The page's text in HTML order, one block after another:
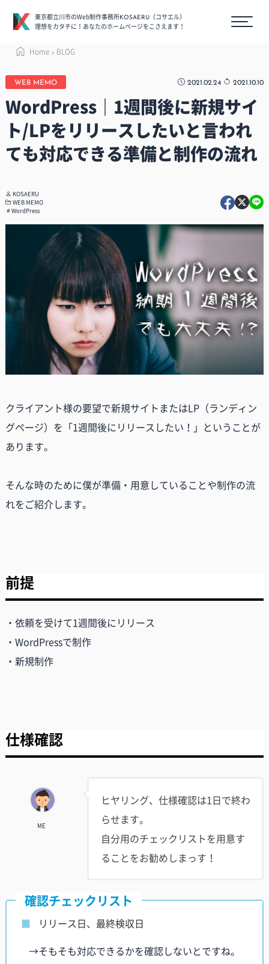
東京都立川市のWeb制作事務所KOSAERU
（コサエル）
理想をカタチに！あなたのホームページをこさえます！
Home BLOG
WEB MEMO 2021.02.24 2021.10.10
WordPress｜1週間後に新規サイ
ト/LPをリリースしたいと言われ
ても対応できる準備と制作の流れ
KOSAERU
WEB MEMO
WordPress
クライアント様の要望で新規サイトまたはLP（ランディン
グページ）を「1週間後にリリースしたい！」ということが
あります。
そんな時のために僕が準備・用意していることや制作の流
れをご紹介します。
前提
・依頼を受けて1週間後にリリース
・WordPressで制作
・新規制作
仕様確認
ME
ヒヤリング、仕様確認は1日で終わ
らせます。
自分用のチェックリストを用意す
ることをお勧めしまっす！
確認チェックリスト
リリース日、最終検収日
→そもそも対応できるかを確認しないとですね。